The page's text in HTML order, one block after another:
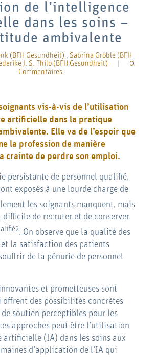
de l’intelligence
dans les soins –
ambivalente
(BFH Gesundheit) , Sabrina Gröble (BFH
J. S. Thilo (BFH Gesundheit)
0
Commentaires
vis-à-vis de l’utilisation
artificielle dans la pratique
Elle va de l’espoir que
la profession de manière
crainte de perdre son emploi.
persistante de personnel qualifié,
exposés à une lourde charge de
les soignants manquent, mais
difficile de recruter et de conserver
. On observe que la qualité des
la satisfaction des patients
de la pénurie de personnel
et prometteuses sont
offrent des possibilités concrètes
de soutien perceptibles pour les
approches peut être l’utilisation
artificielle (IA) dans les soins aux
d’application de l’IA qui